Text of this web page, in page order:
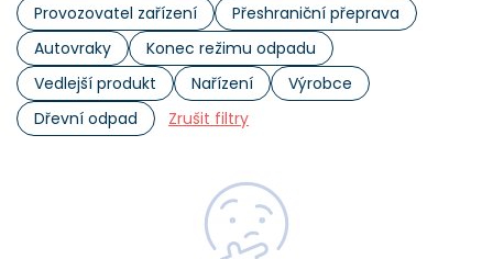
Provozovatel zařízení
Přeshraniční přeprava
Autovraky
Konec režimu odpadu
Vedlejší produkt
Nařízení
Výrobce
Dřevní odpad
Zrušit filtry